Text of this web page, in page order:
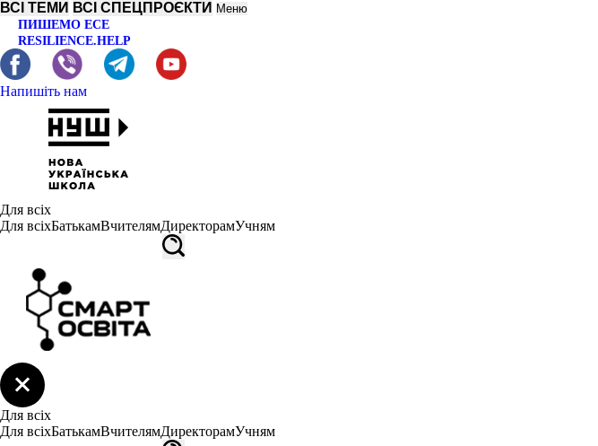
ВСІ ТЕМИ ВСІ СПЕЦПРОЄКТИ Меню
ПИШЕМО ЕСЕ
RESILIENCE.HELP
Напишіть нам
Для всіх
Для всіхБатькамВчителямДиректорамУчням
Для всіх
Для всіхБатькамВчителямДиректорамУчням